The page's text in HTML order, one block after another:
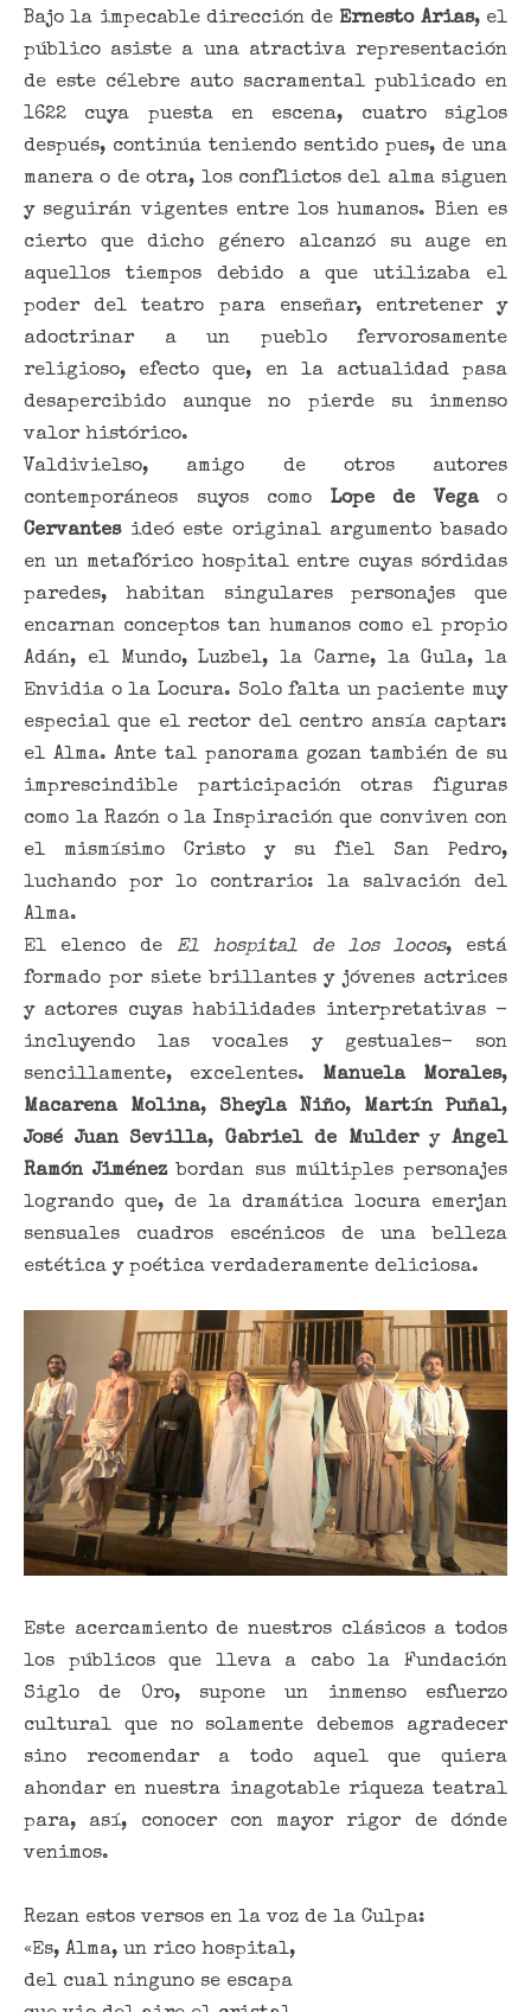
Bajo la impecable dirección de Ernesto Arias, el
público asiste a una atractiva representación
de este célebre auto sacramental publicado en
1622 cuya puesta en escena, cuatro siglos
después, continúa teniendo sentido pues, de una
manera o de otra, los conflictos del alma siguen
y seguirán vigentes entre los humanos. Bien es
cierto que dicho género alcanzó su auge en
aquellos tiempos debido a que utilizaba el
poder del teatro para enseñar, entretener y
adoctrinar a un pueblo fervorosamente
religioso, efecto que, en la actualidad pasa
desapercibido aunque no pierde su inmenso
valor histórico.
Valdivielso, amigo de otros autores
contemporáneos suyos como Lope de Vegao
Cervantes ideó este original argumento basado
en un metafórico hospital entre cuyas sórdidas
paredes, habitan singulares personajes que
encarnan conceptos tan humanos como el propio
Adán, el Mundo, Luzbel, la Carne, la Gula, la
Envidia o la Locura. Solo falta un paciente muy
especial que el rector del centro ansía captar:
el Alma. Ante tal panorama gozan también de su
imprescindible participación otras figuras
como la Razón o la Inspiración que conviven con
el mismísimo Cristo y su fiel San Pedro,
luchando por lo contrario: la salvación del
Alma.
El elenco de El hospital de los locos, está
formado por siete brillantes y jóvenes actrices
y actores cuyas habilidades interpretativas -
incluyendo las vocales y gestuales- son
sencillamente, excelentes. Manuela Morales,
Macarena Molina, Sheyla Niño, Martín Puñal,
José Juan Sevilla,Gabriel de MulderyAngel
Ramón Jiménezbordan sus múltiples personajes
logrando que, de la dramática locura emerjan
sensuales cuadros escénicos de una belleza
estética y poética verdaderamente deliciosa.
Este acercamiento de nuestros clásicos a todos
los públicos que lleva a cabo la Fundación
Siglo de Oro, supone un inmenso esfuerzo
cultural que no solamente debemos agradecer
sino recomendar a todo aquel que quiera
ahondar en nuestra inagotable riqueza teatral
para, así, conocer con mayor rigor de dónde
venimos.
Rezan estos versos en la voz de la Culpa:
«Es, Alma, un rico hospital,
del cual ninguno se escapa